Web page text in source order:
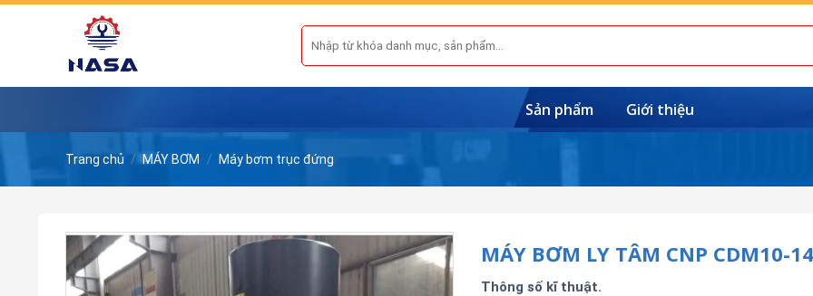
Skip
Tìm
kiếm:
Sản phẩm Giới thiệu
Trang chủ / MÁY BƠM / Máy bơm trục đứng
MÁY BƠM LY TÂM CNP CDM10-14
Thông số kĩ thuật.